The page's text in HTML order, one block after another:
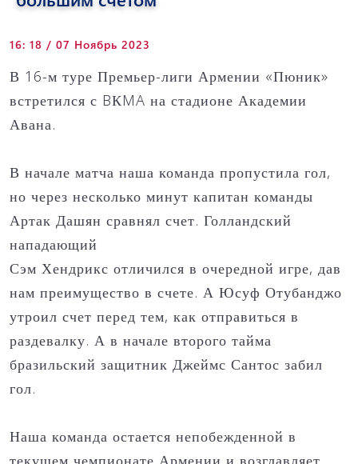
16: 18 / 07 Ноябрь 2023
В 16-м туре Премьер-лиги Армении «Пюник»
встретился с BКMA на стадионе Академии
Авана.
В начале матча наша команда пропустила гол,
но через несколько минут капитан команды
Артак Дашян сравнял счет. Голландский
нападающий
Сэм Хендрикс отличился в очередной игре, дав
нам преимущество в счете. А Юсуф Отубанджо
утроил счет перед тем, как отправиться в
раздевалку. А в начале второго тайма
бразильский защитник Джеймс Сантос забил
гол.
Наша команда остается непобежденной в
текущем чемпионате Армении и возглавляет